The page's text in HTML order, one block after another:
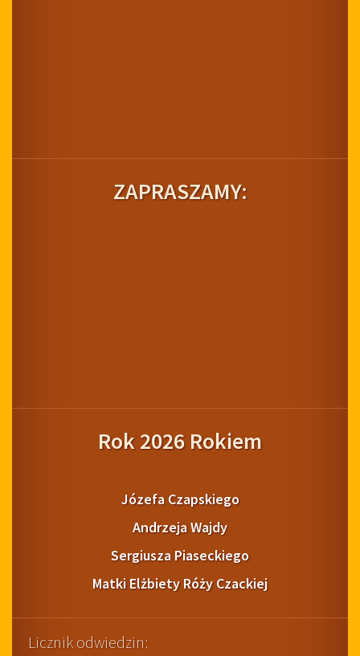
ZAPRASZAMY:
Rok 2026 Rokiem
Józefa Czapskiego
Andrzeja Wajdy
Sergiusza Piaseckiego
Matki Elżbiety Róży Czackiej
Licznik odwiedzin: